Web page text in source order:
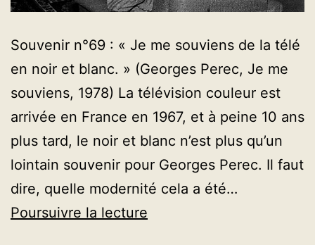
Souvenir n°69 : « Je me souviens de la télé
en noir et blanc. » (Georges Perec, Je me
souviens, 1978) La télévision couleur est
arrivée en France en 1967, et à peine 10 ans
plus tard, le noir et blanc n’est plus qu’un
lointain souvenir pour Georges Perec. Il faut
dire, quelle modernité cela a été…
Poursuivre la lecture